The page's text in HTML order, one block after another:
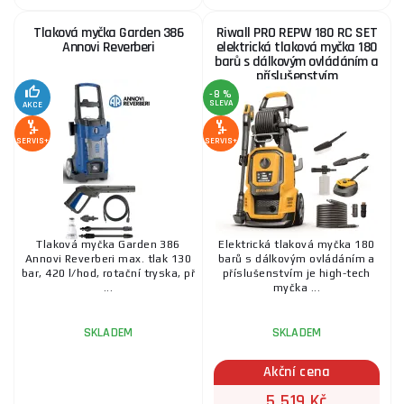
SKLADEM u dodavatele ks KOUPIT 4 575 Kč
Tlaková myčka Garden 386
Annovi Reverberi
AKCE
SERVIS+
Tlaková myčka Garden 386
Annovi Reverberi max. tlak 130
bar, 420 l/hod, rotační tryska, př
...
SKLADEM
Riwall PRO REPW 180 RC SET
elektrická tlaková myčka 180
barů s dálkovým ovládáním a
příslušenstvím
-8 %
SLEVA
SERVIS+
Elektrická tlaková myčka 180
barů s dálkovým ovládáním a
příslušenstvím je high-tech
myčka ...
SKLADEM
Akční cena